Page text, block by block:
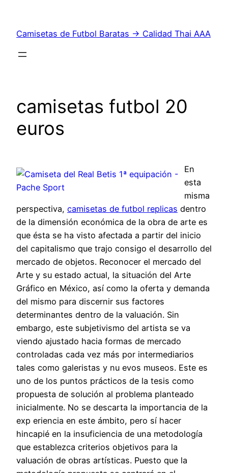
contenido
Camisetas de Futbol Baratas → Calidad Thai AAA
camisetas futbol 20
euros
En
esta
misma
perspectiva, camisetas de futbol replicas dentro
de la dimensión económica de la obra de arte es
que ésta se ha visto afectada a partir del inicio
del capitalismo que trajo consigo el desarrollo del
mercado de objetos. Reconocer el mercado del
Arte y su estado actual, la situación del Arte
Gráfico en México, así como la oferta y demanda
del mismo para discernir sus factores
determinantes dentro de la valuación. Sin
embargo, este subjetivismo del artista se va
viendo ajustado hacia formas de mercado
controladas cada vez más por intermediarios
tales como galeristas y nu evos museos. Este es
uno de los puntos prácticos de la tesis como
propuesta de solución al problema planteado
inicialmente. No se descarta la importancia de la
exp eriencia en este ámbito, pero sí hacer
hincapié en la insuficiencia de una metodología
que establezca criterios objetivos para la
valuación de obras artísticas. Puesto que la